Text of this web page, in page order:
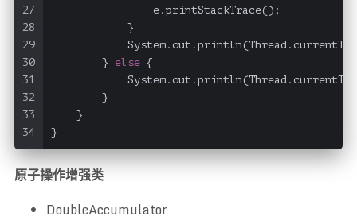
27
28
29
30
31
32
33
34
                e.printStackTrace();
            }
        }
else {
        }
    }
}
原子操作增强类
DoubleAccumulator